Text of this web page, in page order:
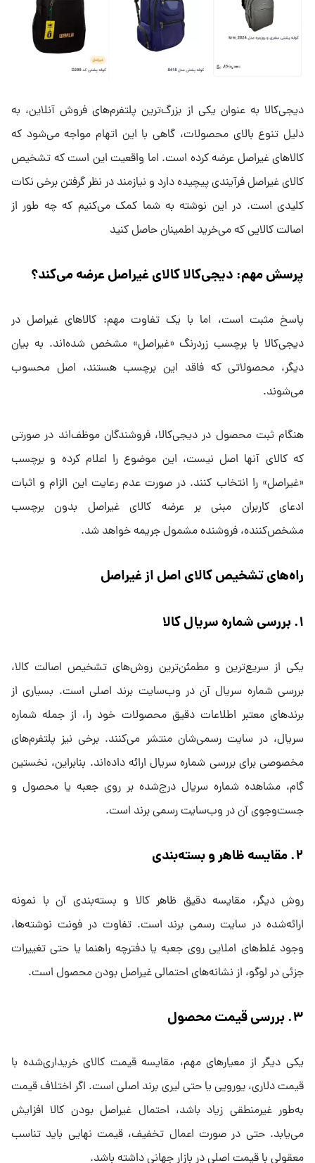
دیجی‌کالا به عنوان یکی از بزرگ‌ترین پلتفرم‌های فروش آنلاین، به
دلیل تنوع بالای محصولات، گاهی با این اتهام مواجه می‌شود که
کالاهای غیراصل عرضه کرده است. اما واقعیت این است که تشخیص
کالای غیراصل فرآیندی پیچیده دارد و نیازمند در نظر گرفتن برخی نکات
کلیدی است. در این نوشته به شما کمک می‌کنیم که چه طور از
اصالت کالایی که می‌خرید اطمینان حاصل کنید
پرسش مهم: دیجی‌کالا کالای غیراصل عرضه می‌کند؟
پاسخ مثبت است، اما با یک تفاوت مهم: کالاهای غیراصل در
دیجی‌کالا با برچسب زردرنگ «غیراصل» مشخص شده‌اند. به بیان
دیگر، محصولاتی که فاقد این برچسب هستند، اصل محسوب
می‌شوند.
هنگام ثبت محصول در دیجی‌کالا، فروشندگان موظف‌اند در صورتی
که کالای آنها اصل نیست، این موضوع را اعلام کرده و برچسب
«غیراصل» را انتخاب کنند. در صورت عدم رعایت این الزام و اثبات
ادعای کاربران مبنی بر عرضه کالای غیراصل بدون برچسب
مشخص‌کننده، فروشنده مشمول جریمه خواهد شد.
راه‌های تشخیص کالای اصل از غیراصل
۱. بررسی شماره سریال کالا
یکی از سریع‌ترین و مطمئن‌ترین روش‌های تشخیص اصالت کالا،
بررسی شماره سریال آن در وب‌سایت برند اصلی است. بسیاری از
برندهای معتبر اطلاعات دقیق محصولات خود را، از جمله شماره
سریال، در سایت رسمی‌شان منتشر می‌کنند. برخی نیز پلتفرم‌های
مخصوصی برای بررسی شماره سریال ارائه داده‌اند. بنابراین، نخستین
گام، مشاهده شماره سریال درج‌شده بر روی جعبه یا محصول و
جست‌وجوی آن در وب‌سایت رسمی برند است.
۲. مقایسه ظاهر و بسته‌بندی
روش دیگر، مقایسه دقیق ظاهر کالا و بسته‌بندی آن با نمونه
ارائه‌شده در سایت رسمی برند است. تفاوت در فونت نوشته‌ها،
وجود غلط‌های املایی روی جعبه یا دفترچه راهنما یا حتی تغییرات
جزئی در لوگو، از نشانه‌های احتمالی غیراصل بودن محصول است.
۳. بررسی قیمت محصول
یکی دیگر از معیارهای مهم، مقایسه قیمت کالای خریداری‌شده با
قیمت دلاری، یورویی یا حتی لیری برند اصلی است. اگر اختلاف قیمت
به‌طور غیرمنطقی زیاد باشد، احتمال غیراصل بودن کالا افزایش
می‌یابد. حتی در صورت اعمال تخفیف، قیمت نهایی باید تناسب
معقولی با قیمت اصلی در بازار جهانی داشته باشد.